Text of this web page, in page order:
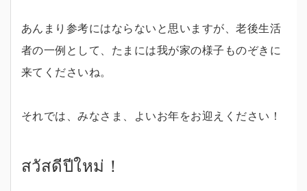
あんまり参考にはならないと思いますが、老後生活
者の一例として、たまには我が家の様子ものぞきに
来てくださいね。
それでは、みなさま、よいお年をお迎えください！
สวัสดีปีใหม่！